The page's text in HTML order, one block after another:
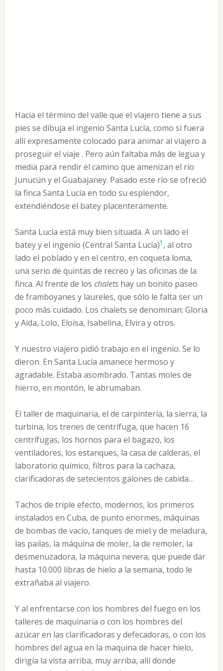
Hacia el término del valle que el viajero tiene a sus
pies se dibuja el ingenio Santa Lucía, como si fuera
allí expresamente colocado para animar al viajero a
proseguir el viaje . Pero aún faltaba más de legua y
media para rendir el camino que amenizan el río
Junucún y el Guabajaney. Pasado este río se ofreció
la finca Santa Lucía en todo su esplendor,
extendiéndose el batey placenteramente.
Santa Lucía está muy bien situada. A un lado el
batey y el ingenio (Central Santa Lucía)1 , al otro
lado el poblado y en el centro, en coqueta loma,
una serio de quintas de recreo y las oficinas de la
finca. Al frente de los chaletshay un bonito paseo
de framboyanes y laureles, que sólo le falta ser un
poco más cuidado. Los chalets se denominan: Gloria
y Aida, Lolo, Eloísa, Isabelina, Elvira y otros.
Y nuestro viajero pidió trabajo en el ingenio. Se lo
dieron. En Santa Lucía amanece hermoso y
agradable. Estaba asombrado. Tantas moles de
hierro, en montón, le abrumaban.
El taller de maquinaria, el de carpintería, la sierra, la
turbina, los trenes de centrífuga, que hacen 16
centrífugas, los hornos para el bagazo, los
ventiladores, los estanques, la casa de calderas, el
laboratorio químico, filtros para la cachaza,
clarificadoras de setecientos galones de cabida…
Tachos de triple efecto, modernos, los primeros
instalados en Cuba, de punto enormes, máquinas
de bombas de vacío, tanques de miel y de meladura,
las pailas, la máquina de moler, la de remoler, la
desmenuzadora, la máquina nevera, que puede dar
hasta 10.000 libras de hielo a la semana, todo le
extrañaba al viajero.
Y al enfrentarse con los hombres del fuego en los
talleres de maquinaria o con los hombres del
azúcar en las clarificadoras y defecadoras, o con los
hombres del agua en la maquina de hacer hielo,
dirigía la vista arriba, muy arriba, allí donde